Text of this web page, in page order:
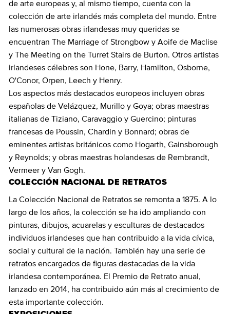
de arte europeas y, al mismo tiempo, cuenta con la
colección de arte irlandés más completa del mundo. Entre
las numerosas obras irlandesas muy queridas se
encuentran The Marriage of Strongbow y Aoife de Maclise
y The Meeting on the Turret Stairs de Burton. Otros artistas
irlandeses célebres son Hone, Barry, Hamilton, Osborne,
O'Conor, Orpen, Leech y Henry.
Los aspectos más destacados europeos incluyen obras
españolas de Velázquez, Murillo y Goya; obras maestras
italianas de Tiziano, Caravaggio y Guercino; pinturas
francesas de Poussin, Chardin y Bonnard; obras de
eminentes artistas británicos como Hogarth, Gainsborough
y Reynolds; y obras maestras holandesas de Rembrandt,
Vermeer y Van Gogh.
COLECCIÓN NACIONAL DE RETRATOS
La Colección Nacional de Retratos se remonta a 1875. A lo
largo de los años, la colección se ha ido ampliando con
pinturas, dibujos, acuarelas y esculturas de destacados
individuos irlandeses que han contribuido a la vida cívica,
social y cultural de la nación. También hay una serie de
retratos encargados de figuras destacadas de la vida
irlandesa contemporánea. El Premio de Retrato anual,
lanzado en 2014, ha contribuido aún más al crecimiento de
esta importante colección.